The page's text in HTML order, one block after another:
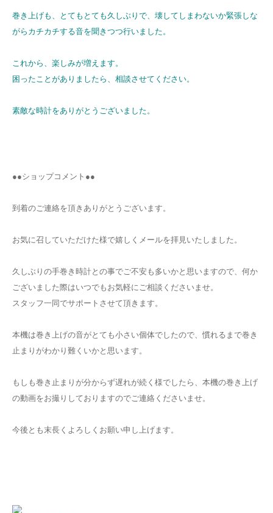
巻き上げも、とてもとても久しぶりで、壊してしまわないか緊張しな
がらカチカチする音を聞きつつ行いました。
これから、楽しみが増えます。
困ったことがありましたら、相談させてください。
素敵な時計をありがとうございました。
●●ショップコメント●●
到着のご連絡を頂きありがとうございます。
お気に召していただけた様で嬉しくメールを拝見いたしました。
久しぶりの手巻き時計との事でご不安も多いかと思いますので、何か
ございました際はいつでもお気軽にご相談くださいませ。
スタッフ一同でサポートさせて頂きます。
本機は巻き上げの音がとても小さい個体でしたので、慣れるまで巻き
止まりがわかり難くいかと思います。
もしも巻き止まりが分からず遅れが続く様でしたら、本機の巻き上げ
の動画をお撮りしておりますのでご連絡くださいませ。
今後とも末長くよろしくお願い申し上げます。